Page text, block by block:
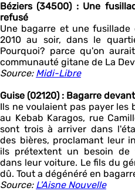
Béziers (34500) : Une
refusé
Une bagarre et une
2010 au soir, dans le
Pourquoi? parce qu'on
communauté gitane de La
Source: Midi-Libre
Guise (02120) : Bagarre
Ils ne voulaient pas payer les
au Kebab Karagos, rue
sont trois à arriver dans
des bières, proclamant leur
ils prétextent un besoin de
dans leur voiture. Le fils du
dû. Tout a dégénéré en
Source: L'Aisne Nouvelle